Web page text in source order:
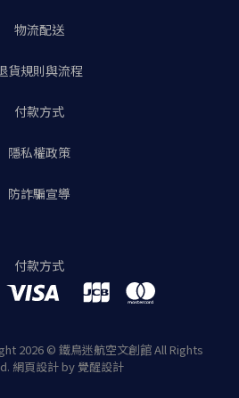
付款方式
物流配送
貨規則與流程
付款方式
隱私權政策
防詐騙宣導
2026 © 鐵鳥迷航空文創館All Rights
網頁設計 by 覺醒設計